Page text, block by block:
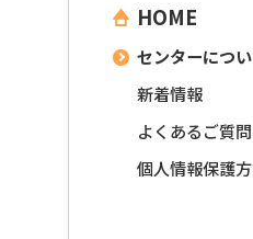
HOME
センターにつ
新着情報
よくあるご質問
個人情報保護